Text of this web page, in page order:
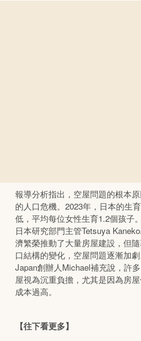
報導分析指出，空屋問題的根本
的人口危機。2023年，日本的生
低，平均每位女性生育1.2個孩子
日本研究部門主管Tetsuya
濟繁榮推動了大量房屋建設，但
口結構的變化，空屋問題逐漸加
Japan創辦人Michael補充說，許
屋視為沉重負擔，尤其是因為房
成本過高。
【往下看更多】